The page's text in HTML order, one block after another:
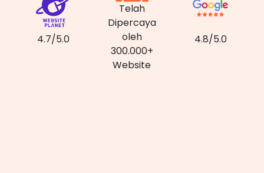
4.7/5.0
Telah
Dipercaya
oleh
300.000+
Website
4.8/5.0